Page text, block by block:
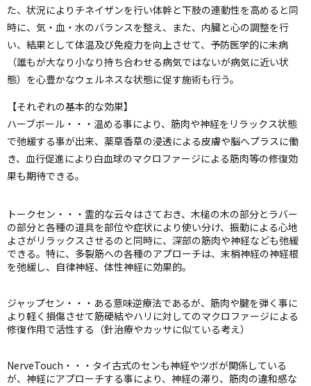
た、状況によりチネイザンを行い体幹と下肢の連動性を高めると同
時に、気・血・水のバランスを整え、また、内臓と心の調整を行
い、結果として体温及び免疫力を向上させて、予防医学的に未病
（誰もが大なり小なり持ち合わせる病気ではないが病気に近い状
態）を心豊かなウェルネスな状態に促す施術も行う。
【それぞれの基本的な効果】
ハーブボール・・・温める事により、筋肉や神経をリラックス状態
で弛緩する事が出来、薬草香草の浸透による皮膚や脳へプラスに働
き、血行促進により白血球のマクロファージによる筋肉等の修復効
果も期待できる。
トークセン・・・霊的な云々はさておき、木槌の木の部分とラバー
の部分と各種の道具を部位や症状により使い分け、振動による心地
よさがリラックスさせるのと同時に、深部の筋肉や神経なども弛緩
できる。特に、多裂筋への各種のアプローチは、末梢神経の神経根
を弛緩し、自律神経、体性神経に効果的。
ジャップセン・・・ある意味逆療法であるが、筋肉や腱を弾く事に
より軽く損傷させて筋硬結やハリに対してのマクロファージによる
修復作用で活性する（針治療やカッサに似ている考え）
NerveTouch・・・タイ古式のセンも神経やツボが関係している
が、神経にアプローチする事により、神経の滞り、筋肉の違和感な